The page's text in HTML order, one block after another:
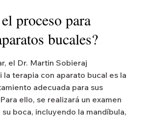
proceso para
bucales?
el Dr. Martin Sobieraj
la terapia con aparato bucal es la
adecuada para sus
ello, se realizará un examen
boca, incluyendo la mandíbula,